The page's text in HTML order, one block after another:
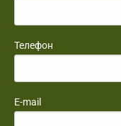
Телефон
E-mail